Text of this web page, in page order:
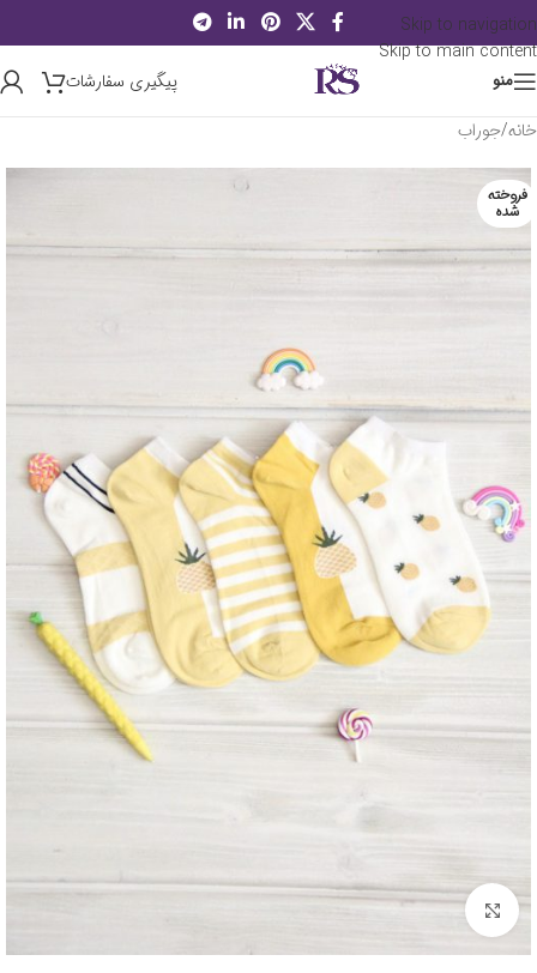
Skip to navigation
Skip to main content
منو
پیگیری سفارشات
خانه/جوراب
فروخته
شده
برای بزرگنمایی کلیک کنید